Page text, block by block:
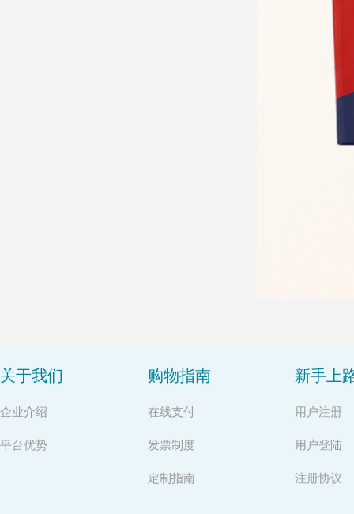
关于我们
企业介绍
平台优势
购物指南
在线支付
发票制度
定制指南
新手上
用户注册
用户登陆
注册协议